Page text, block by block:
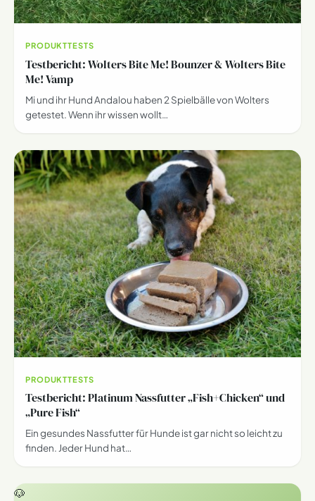
PRODUKTTESTS
Testbericht: Wolters Bite Me! Bounzer & Wolters Bite
Me! Vamp
Mi und ihr Hund Andalou haben 2 Spielbälle von Wolters
getestet. Wenn ihr wissen wollt…
PRODUKTTESTS
Testbericht: Platinum Nassfutter „Fish+Chicken“ und
„Pure Fish“
Ein gesundes Nassfutter für Hunde ist gar nicht so leicht zu
finden. Jeder Hund hat…
🐶